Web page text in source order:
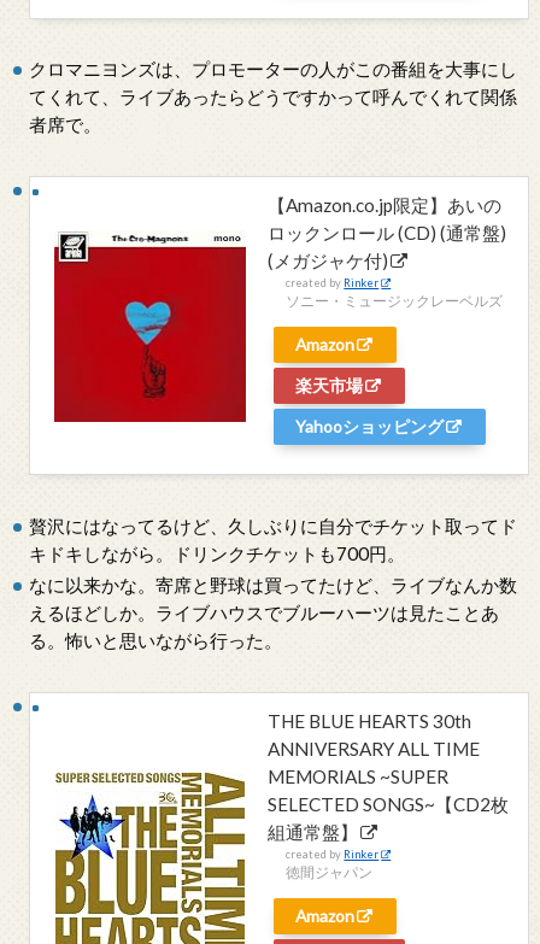
クロマニヨンズは、プロモーターの人がこの番組を大事にし
てくれて、ライブあったらどうですかって呼んでくれて関係
者席で。
【Amazon.co.jp限定】あいの
ロックンロール (CD) (通常盤)
(メガジャケ付)
created by Rinker
ソニー・ミュージックレーベルズ
Amazon
楽天市場
Yahooショッピング
贅沢にはなってるけど、久しぶりに自分でチケット取ってド
キドキしながら。ドリンクチケットも700円。
なに以来かな。寄席と野球は買ってたけど、ライブなんか数
えるほどしか。ライブハウスでブルーハーツは見たことあ
る。怖いと思いながら行った。
THE BLUE HEARTS 30th
ANNIVERSARY ALL TIME
MEMORIALS ~SUPER
SELECTED SONGS~【CD2枚
組通常盤】
created by Rinker
徳間ジャパン
Amazon